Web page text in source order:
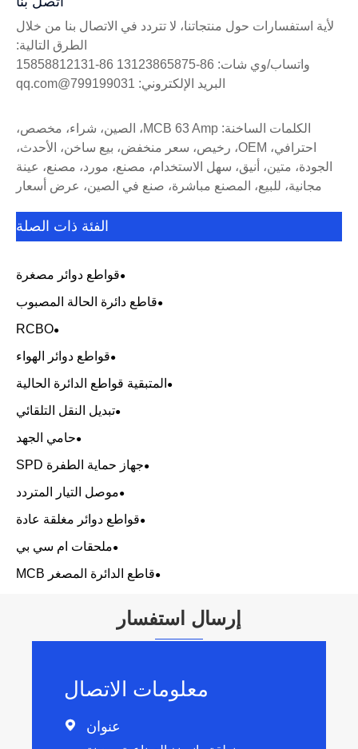
لأية استفسارات حول منتجاتنا، لا تتردد في الاتصال بنا من خلال
الطرق التالية:
واتساب/وي شات: 86-13123865875 86-15858812131
البريد الإلكتروني: 799199031@qq.com
الكلمات الساخنة: MCB 63 Amp، الصين، شراء، مخصص،
احترافي، OEM، رخيص، سعر منخفض، بيع ساخن، الأحدث،
الجودة، متين، أنيق، سهل الاستخدام، مصنع، مورد، مصنع، عينة
مجانية، للبيع، المصنع مباشرة، صنع في الصين، عرض أسعار
الفئة ذات الصلة
قواطع دوائر مصغرة
قاطع دائرة الحالة المصبوب
RCBO
قواطع دوائر الهواء
المتبقية قواطع الدائرة الحالية
تبديل النقل التلقائي
حامي الجهد
جهاز حماية الطفرة SPD
موصل التيار المتردد
قواطع دوائر مغلقة عادة
ملحقات ام سي بي
قاطع الدائرة المصغر MCB
إرسال استفسار
معلومات الاتصال
 عنوان